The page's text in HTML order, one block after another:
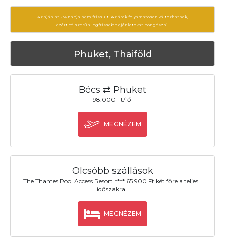
Az ajánlat 234 napja nem frissült. Az árak folyamatosan változhatnak,
ezért célszerű a legfrissebb ajánlatokat böngészni.
Phuket, Thaiföld
Bécs ⇄ Phuket
198.000 Ft/fő
MEGNÉZEM
Olcsóbb szállások
The Thames Pool Access Resort **** 65.900 Ft két főre a teljes
időszakra
MEGNÉZEM